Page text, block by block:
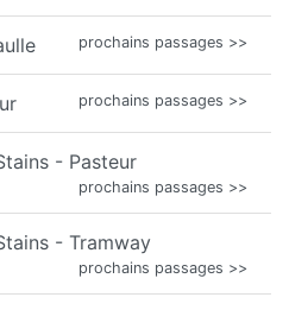
prochains passages >>
prochains passages >>
- Pasteur
prochains passages >>
- Tramway
prochains passages >>